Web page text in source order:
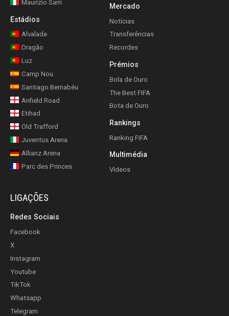
Maurizio Sarri
Estádios
Alvalade
Dragão
Luz
Camp Nou
Santiago Bernabéu
Anfield Road
Etihad
Old Trafford
Juventus Arena
Allianz Arena
Parc des Princes
Mercado
Notícias
Transferências
Recordes
Prémios
Bola de Ouro
The Best FIFA
Bota de Ouro
Rankings
Ranking FIFA
Multimédia
Vídeos
LIGAÇÕES
Redes Sociais
Facebook
X
Instagram
Youtube
TikTok
Whatsapp
Telegram